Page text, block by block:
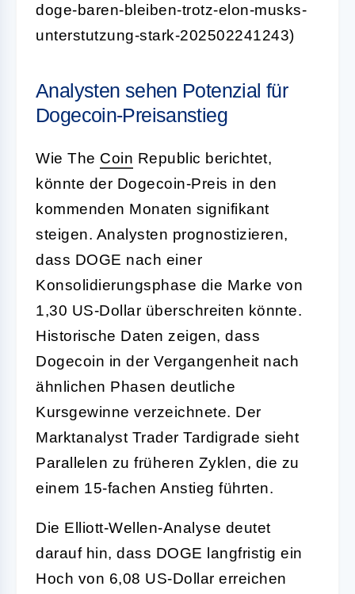
doge-baren-bleiben-trotz-elon-musks-
unterstutzung-stark-202502241243)
Analysten sehen Potenzial für
Dogecoin-Preisanstieg
Wie The Coin Republic berichtet,
könnte der Dogecoin-Preis in den
kommenden Monaten signifikant
steigen. Analysten prognostizieren,
dass DOGE nach einer
Konsolidierungsphase die Marke von
1,30 US-Dollar überschreiten könnte.
Historische Daten zeigen, dass
Dogecoin in der Vergangenheit nach
ähnlichen Phasen deutliche
Kursgewinne verzeichnete. Der
Marktanalyst Trader Tardigrade sieht
Parallelen zu früheren Zyklen, die zu
einem 15-fachen Anstieg führten.
Die Elliott-Wellen-Analyse deutet
darauf hin, dass DOGE langfristig ein
Hoch von 6,08 US-Dollar erreichen